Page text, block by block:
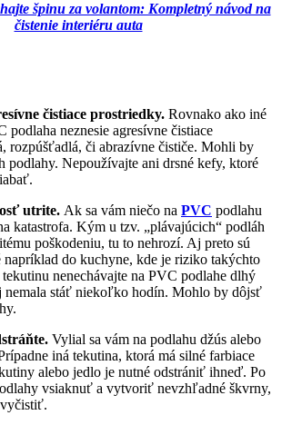
špinu za volantom: Kompletný návod na
čistenie interiéru auta
čistiace prostriedky. Rovnako ako iné
podlaha neznesie agresívne čistiace
rozpúšťadlá, či abrazívne čističe. Mohli by
podlahy. Nepoužívajte ani drsné kefy, ktoré
utrite. Ak sa vám niečo na PVC podlahu
katastrofa. Kým u tzv. „plávajúcich“ podláh
poškodeniu, tu to nehrozí. Aj preto sú
do kuchyne, kde je riziko takýchto
nenechávajte na PVC podlahe dlhý
nemala stáť niekoľko hodín. Mohlo by dôjsť
Vylial sa vám na podlahu džús alebo
iná tekutina, ktorá má silné farbiace
alebo jedlo je nutné odstrániť ihneď. Po
vsiaknuť a vytvoriť nevzhľadné škvrny,